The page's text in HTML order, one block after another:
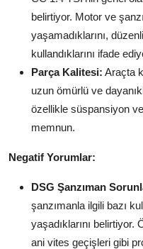
belirtiyor. Motor ve
yaşamadıklarını,
kullandıklarını ifade
Parça Kalitesi: Araçta
uzun ömürlü ve
özellikle süspansiyon
memnun.
Negatif Yorumlar:
DSG Şanzıman
şanzımanla ilgili bazı
yaşadıklarını
ani vites geçişleri gibi